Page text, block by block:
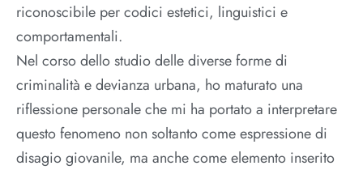
riconoscibile per codici estetici, linguistici e
comportamentali.
Nel corso dello studio delle diverse forme di
criminalità e devianza urbana, ho maturato una
riflessione personale che mi ha portato a interpretare
questo fenomeno non soltanto come espressione di
disagio giovanile, ma anche come elemento inserito